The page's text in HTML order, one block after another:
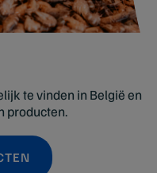
te vinden in België en
producten.